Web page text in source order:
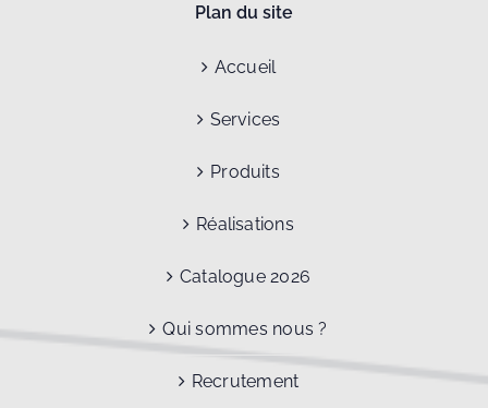
Plan du site
Accueil
Services
Produits
Réalisations
Catalogue 2026
Qui sommes nous ?
Recrutement